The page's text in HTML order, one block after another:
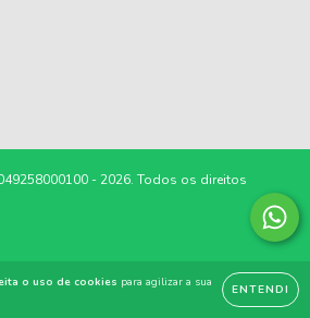
o uso de cookies para agilizar a sua
ENTENDI
- 2026. Todos os direitos